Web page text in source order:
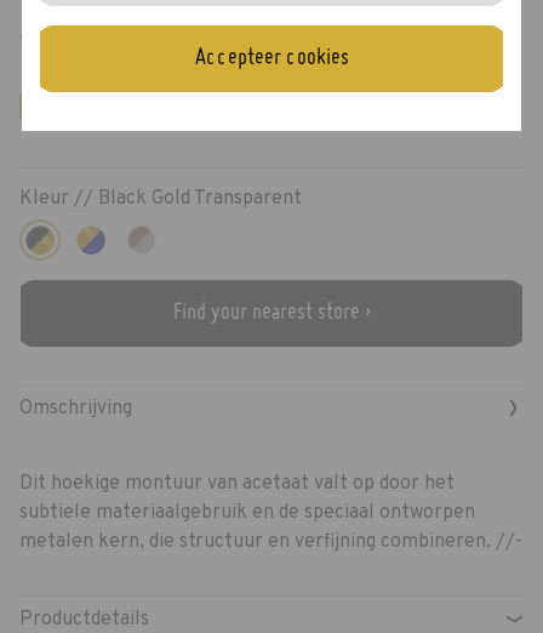
Kleur // Black Gold Transparent
Find your nearest store ›
Omschrijving ›
Dit hoekige montuur van acetaat valt op door het
subtiele materiaalgebruik en de speciaal ontworpen
metalen kern, die structuur en verfijning combineren. //-
Productdetails ›
Accepteer cookies